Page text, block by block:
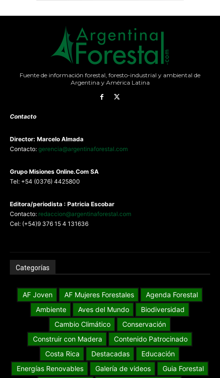
Fuente de información forestal, foresto-industrial y ambiental de
Argentina y América Latina
Contacto
Director: Marcelo Almada
Contacto: gerencia@argentinaforestal.com
Grupo Misiones Online.Com SA
Tel: +54 (0376) 4425800
Editora/periodista : Patricia Escobar
Contacto: redaccion@argentinaforestal.com
Cel: (+54)9 376 15 4 131636
Categorías
AF Joven AF Mujeres Forestales
Agenda Forestal
Ambiente
Aves del Mundo
Biodiversidad
Cambio Climático
Conservación
Construir con Madera
Contenido Patrocinado
Costa Rica
Destacadas
Educación
Energías Renovables
Galería de videos
Guia Forestal